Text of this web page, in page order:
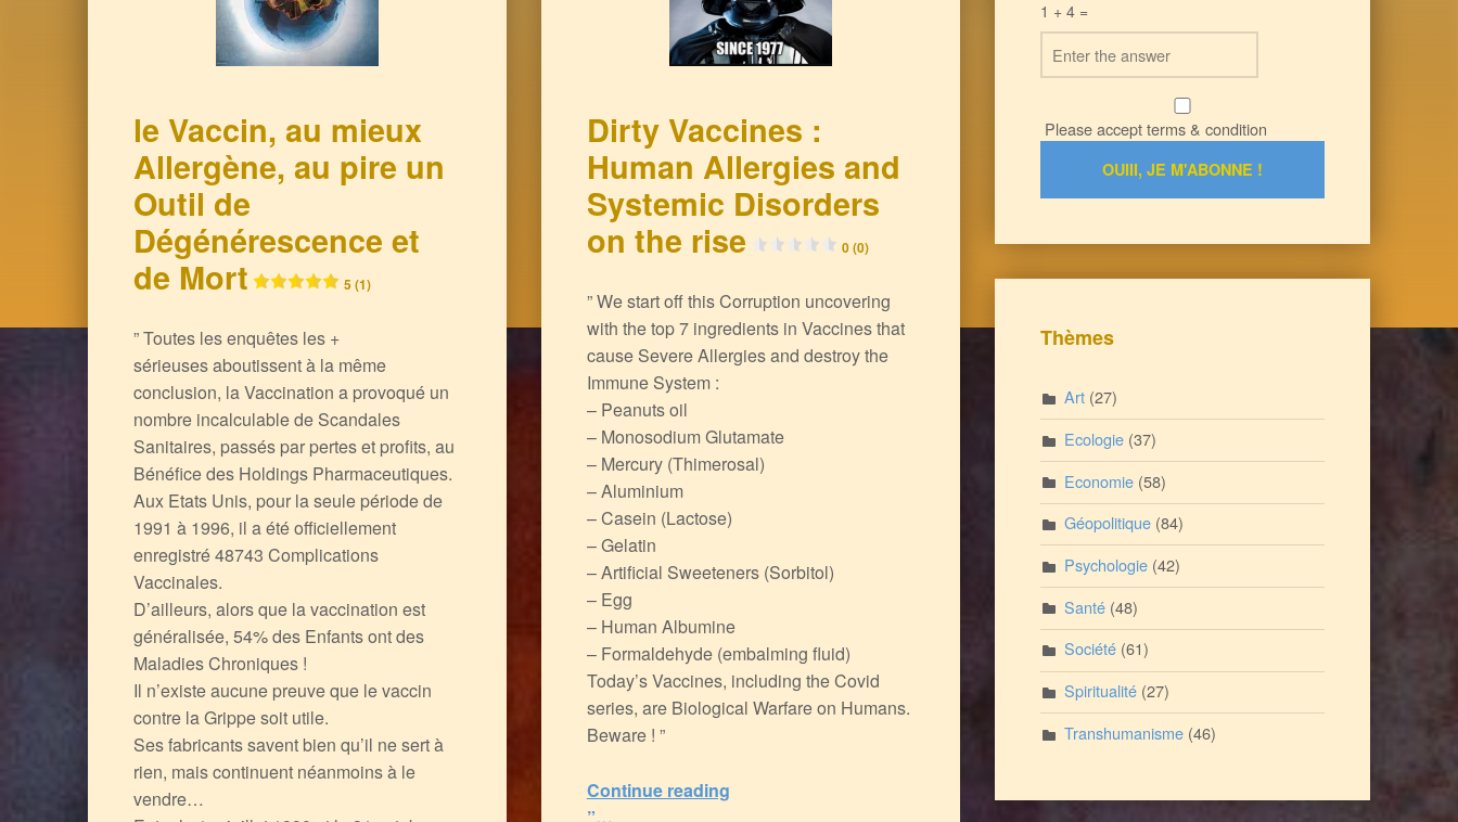
le Vaccin, au mieux
Allergène, au pire un
Outil de
Dégénérescence et
de Mort
5 (1)
” Toutes les enquêtes les +
sérieuses aboutissent à la même
conclusion, la Vaccination a provoqué un
nombre incalculable de Scandales
Sanitaires, passés par pertes et profits, au
Bénéfice des Holdings Pharmaceutiques.
Aux Etats Unis, pour la seule période de
1991 à 1996, il a été officiellement
enregistré 48743 Complications
Vaccinales.
D’ailleurs, alors que la vaccination est
généralisée, 54% des Enfants ont des
Maladies Chroniques !
Il n’existe aucune preuve que le vaccin
contre la Grippe soit utile.
Ses fabricants savent bien qu’il ne sert à
rien, mais continuent néanmoins à le
vendre…
Dirty Vaccines :
Human Allergies and
Systemic Disorders
on the rise
0 (0)
” We start off this Corruption uncovering
with the top 7 ingredients in Vaccines that
cause Severe Allergies and destroy the
Immune System :
– Peanuts oil
– Monosodium Glutamate
– Mercury (Thimerosal)
– Aluminium
– Casein (Lactose)
– Gelatin
– Artificial Sweeteners (Sorbitol)
– Egg
– Human Albumine
– Formaldehyde (embalming fluid)
Today’s Vaccines, including the Covid
series, are Biological Warfare on Humans.
Beware ! ”
Continue reading“Dirty Vaccines : Human Allergies and Systemic Disorders on the rise
”…
1 + 4 =
Please accept terms & condition
Thèmes
Art(27)
Ecologie(37)
Economie(58)
Géopolitique(84)
Psychologie(42)
Santé(48)
Société(61)
Spiritualité(27)
Transhumanisme(46)